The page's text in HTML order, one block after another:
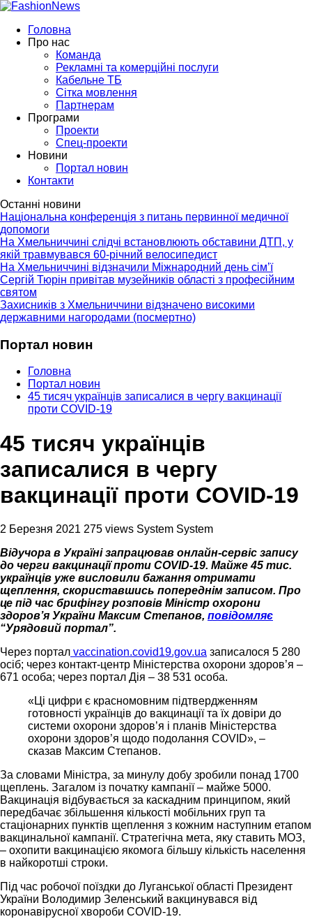
Головна
Про нас
Команда
Рекламні та комерційні послуги
Кабельне ТБ
Сітка мовлення
Партнерам
Програми
Проекти
Спец-проекти
Новини
Портал новин
Контакти
Останні новини
Національна конференція з питань первинної медичної
допомоги
На Хмельниччині слідчі встановлюють обставини ДТП, у
якій травмувався 60-річний велосипедист
На Хмельниччині відзначили Міжнародний день сім’ї
Сергій Тюрін привітав музейників області з професійним
святом
Захисників з Хмельниччини відзначено високими
державними нагородами (посмертно)
Портал новин
Головна
Портал новин
45 тисяч українців записалися в чергу вакцинації
проти COVID-19
45 тисяч українців
записалися в чергу
вакцинації проти COVID-19
2 Березня 2021 275 views System System
Відучора в Україні запрацював онлайн-сервіс запису
до черги вакцинації проти COVID-19. Майже 45 тис.
українців уже висловили бажання отримати
щеплення, скориставшись попереднім записом. Про
це під час брифінгу розповів Міністр охорони
здоров’я України Максим Степанов, повідомляє
“Урядовий портал”.
Через портал vaccination.covid19.gov.ua записалося 5 280
осіб; через контакт-центр Міністерства охорони здоров’я –
671 особа; через портал Дія – 38 531 особа.
«Ці цифри є красномовним підтвердженням
готовності українців до вакцинації та їх довіри до
системи охорони здоров’я і планів Міністерства
охорони здоров’я щодо подолання COVID», –
сказав Максим Степанов.
За словами Міністра, за минулу добу зробили понад 1700
щеплень. Загалом із початку кампанії – майже 5000.
Вакцинація відбувається за каскадним принципом, який
передбачає збільшення кількості мобільних груп та
стаціонарних пунктів щеплення з кожним наступним етапом
вакцинальної кампанії. Стратегічна мета, яку ставить МОЗ,
– охопити вакцинацією якомога більшу кількість населення
в найкоротші строки.
Під час робочої поїздки до Луганської області Президент
України Володимир Зеленський вакцинувався від
коронавірусної хвороби COVID-19.